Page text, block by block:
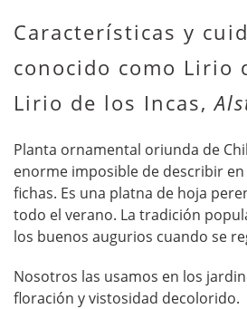
Características y
conocido como Lirio
Lirio de los Incas,
Planta ornamental oriunda de
enorme imposible de describir
fichas. Es una platna de hoja
todo el verano. La tradición
los buenos augurios cuando se
Nosotros las usamos en los
floración y vistosidad decolorido.